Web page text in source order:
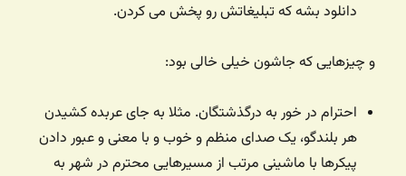
دانلود بشه که تبلیغاتش رو پخش می کردن.
و چیزهایی که جاشون خیلی خالی بود:
احترام در خور به درگذشتگان. مثلا به جای عربده کشیدن
هر بلندگو، یک صدای منظم و خوب و با معنی و عبور دادن
پیکرها با ماشینی مرتب از مسیرهایی محترم در شهر به